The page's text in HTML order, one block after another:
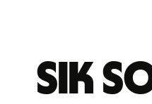
Sık